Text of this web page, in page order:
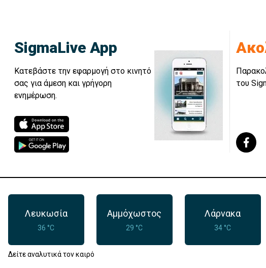
SigmaLive App
Κατεβάστε την εφαρμογή στο κινητό
σας για άμεση και γρήγορη
ενημέρωση.
του
Λευκωσία
36 °C
Αμμόχωστος
29 °C
Λάρνακα
34 °C
Δείτε αναλυτικά τον καιρό